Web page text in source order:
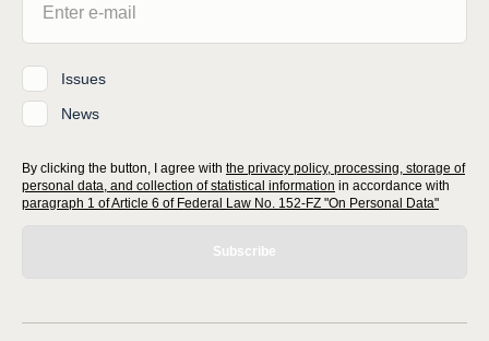
Issues
News
By clicking the button, I agree with the privacy policy, processing, storage of
personal data, and collection of statistical information in accordance with
paragraph 1 of Article 6 of Federal Law No. 152-FZ "On Personal Data"
Subscribe